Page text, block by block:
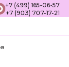
+7 (499) 165-06-57
+7 (903) 707-17-21